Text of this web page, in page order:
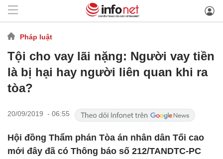
Pháp luật
Tội cho vay lãi nặng: Người vay tiền
là bị hại hay người liên quan khi ra
tòa?
20/09/2019 - 06:55
Hội đồng Thẩm phán Tòa án nhân dân Tối cao
mới đây đã có Thông báo số 212/TANDTC-PC